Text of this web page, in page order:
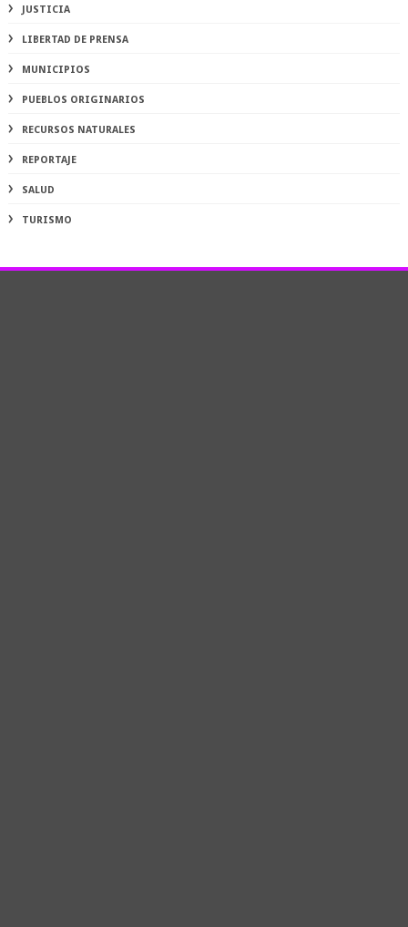
JUSTICIA
LIBERTAD DE PRENSA
MUNICIPIOS
PUEBLOS ORIGINARIOS
RECURSOS NATURALES
REPORTAJE
SALUD
TURISMO